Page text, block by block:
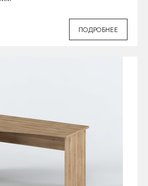
ПОДРОБНЕЕ